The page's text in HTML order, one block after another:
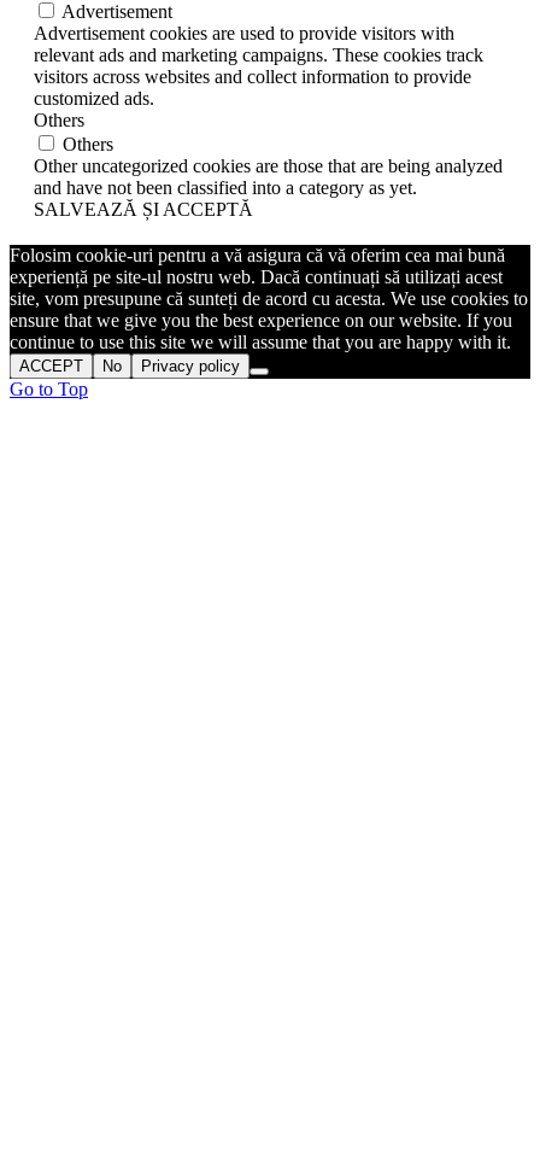
Advertisement
Advertisement cookies are used to provide visitors with
relevant ads and marketing campaigns. These cookies track
visitors across websites and collect information to provide
customized ads.
Others
Others
Other uncategorized cookies are those that are being analyzed
and have not been classified into a category as yet.
SALVEAZĂ ȘI ACCEPTĂ
Folosim cookie-uri pentru a vă asigura că vă oferim cea mai bună
experiență pe site-ul nostru web. Dacă continuați să utilizați acest
site, vom presupune că sunteți de acord cu acesta. We use cookies to
ensure that we give you the best experience on our website. If you
continue to use this site we will assume that you are happy with it.
ACCEPT No Privacy policy
Go to Top